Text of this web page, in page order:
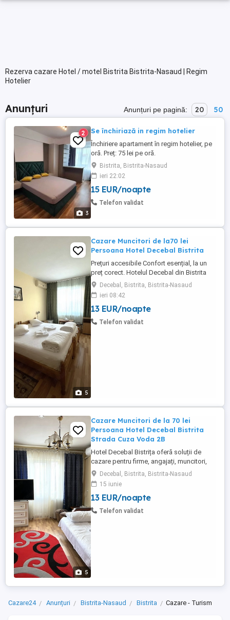
Rezerva cazare Hotel / motel Bistrita Bistrita-Nasaud | Regim
Hotelier
Anunțuri Anunțuri pe pagină: 20 50
3
2 Se închiriază in regim hotelier
Închiriere apartament în regim hotelier, pe
oră. Preț: 75 lei pe oră.
Bistrita, Bistrita-Nasaud
ieri 22:02
15 EUR/noapte
Telefon validat
5
Cazare Muncitori de la70 lei
Persoana Hotel Decebal Bistrita
Prețuri accesibile Confort esențial, la un
preț corect. Hotelul Decebal din Bistrita
este cea mai accesibila cazare hoteliera
din oras si dispune de baie proprie,
frigider si televizor in fiecare camera.
Locatie centrala Hotelul este situat în zona
Pieței Decebal Bistrita, într-o locație
Decebal, Bistrita, Bistrita-Nasaud
ieri 08:42
13 EUR/noapte
Telefon validat
5
Cazare Muncitori de la 70 lei
Persoana Hotel Decebal Bistrita
Strada Cuza Voda 2B
Hotel Decebal Bistrița oferă soluții de
cazare pentru firme, angajați, muncitori,
echipe de tehnicieni, delegații și
colaboratori aflați temporar în Bistrița sau
în județul Bistrița-Năsăud. Suntem un hotel
de 2 stele, situat central în Bistrița, potrivit
pentru companiile care caută cazare
Decebal, Bistrita, Bistrita-Nasaud
15 iunie
13 EUR/noapte
Telefon validat
Cazare24 Anunțuri Bistrita-Nasaud Bistrita Cazare - Turism